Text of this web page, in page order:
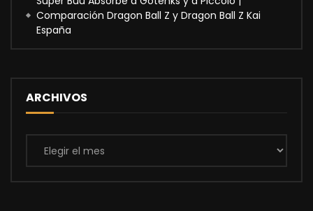
Comparación Dragon Ball Z y Dragon Ball Z Kai
España
ARCHIVOS
Archivos